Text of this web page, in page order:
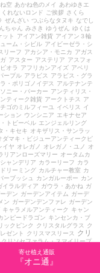
空 あかね色のメイ
あわゆきエ
くれないロンド ご挨拶 さくら
ぜんざい つぶらなタヌキ なでし
ちゃん みさき ゆうぜん
ゆくは
ット アイアン雑貨 アイアン３輪
ーム・シビル アイビーゼラ・シ
リーフ アカシア・モニカ アガス
アスター アステリア アスフォ
オラ アフリカンアイズ アベリ
ープル アラビス
アラビス・グラ
・ポリゴノイデス
アルテナンテ
ニー・パーカー アンティリス・
ティーク雑貨 アークトチス
ア
ゴのミルフィーユ イベリス
イ
ション ウンシニア エキナセア
トビーベル エンジェルリング
・キセキ オキザリス・サンラッ
ダマキ・ビジューアンティークピ
イヤ オレガノ オレガノ・ユノ
オ
リアンローズマリー オータムカ
ャンデリア カラーリーフ カラ
リーミング カルチャー教室 カ
ーブッシュ カンガルーポー カン
イラルディア ガウラ・あかね ガ
デン ガーデンアイテム ガーデ
ン ガーデンデンファレ ガーデン
キャラメルアンティーク
キャン
ンピードラゴン キンセンカ・ブ
ックピンク クリスタルグラス
ク
ゼント クリスマスリース
クリ
クリソセファラム・スマイリープ
ージョー枝垂れ仕立て
グリーンギャラリーガー
アイリッシュプリムローズ
寄せ植え通販
『オニ通』